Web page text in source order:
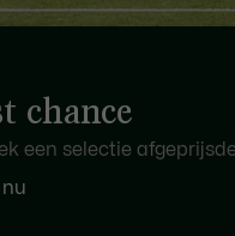
chance
een selectie
nu